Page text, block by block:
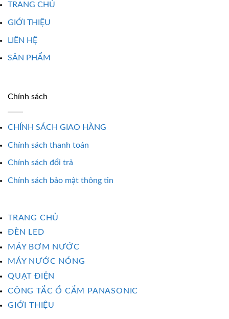
TRANG CHỦ
GIỚI THIỆU
LIÊN HỆ
SẢN PHẨM
Chính sách
CHÍNH SÁCH GIAO HÀNG
Chính sách thanh toán
Chính sách đổi trả
Chính sách bảo mật thông tin
TRANG CHỦ
ĐÈN LED
MÁY BƠM NƯỚC
MÁY NƯỚC NÓNG
QUẠT ĐIỆN
CÔNG TẮC Ổ CẮM PANASONIC
GIỚI THIỆU